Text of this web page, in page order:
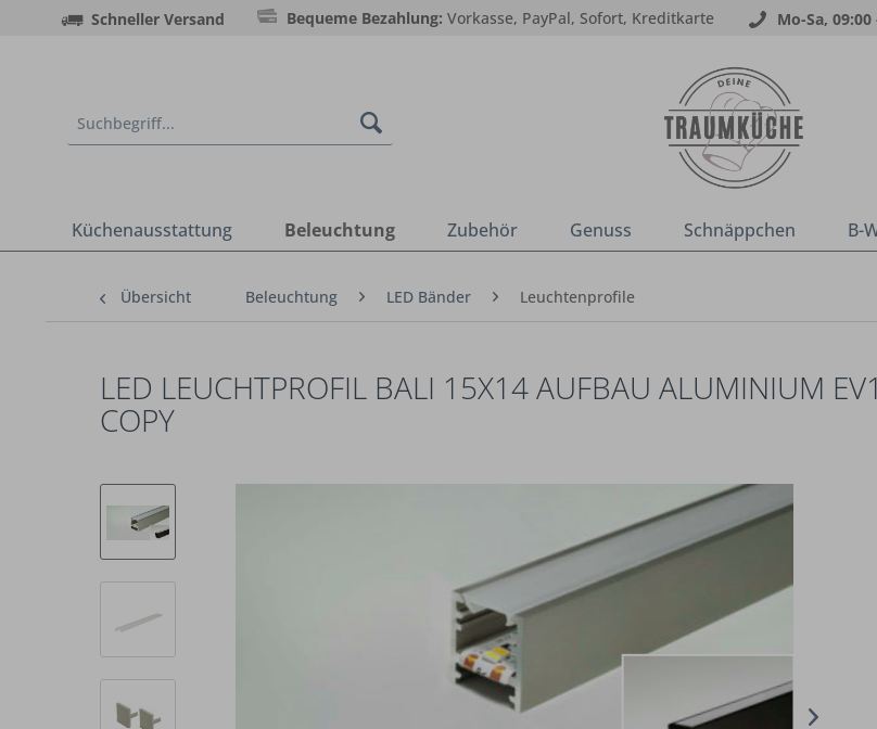
Schneller Versand Bequeme Bezahlung: Vorkasse, PayPal, Sofort, Kreditkarte Mo-Sa,
Küchenausstattung Beleuchtung Zubehör Genuss Schnäppchen B-
Übersicht Beleuchtung LED Bänder Leuchtenprofile
LED LEUCHTPROFIL BALI 15X14 AUFBAU ALUMINIUM
COPY